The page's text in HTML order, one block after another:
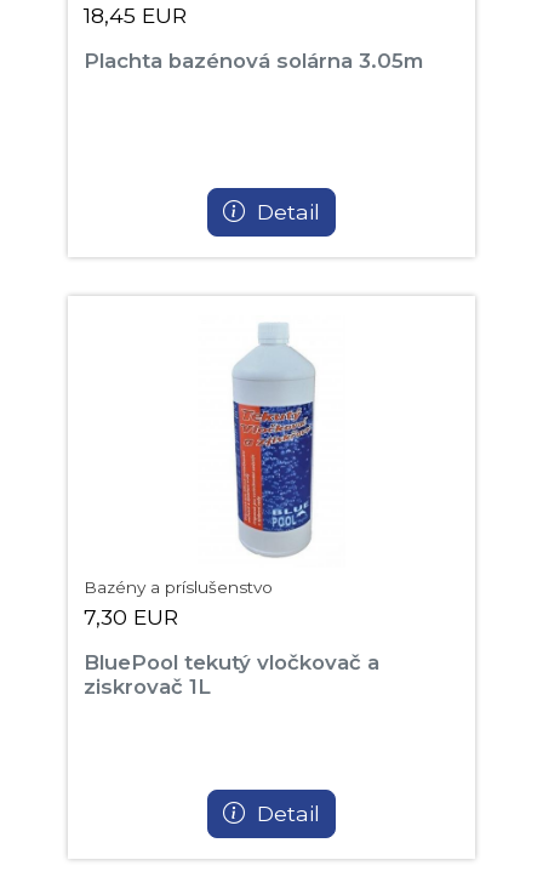
18,45 EUR
Plachta bazénová solárna 3.05m
Detail
Bazény a príslušenstvo
7,30 EUR
BluePool tekutý vločkovač a
ziskrovač 1L
Detail